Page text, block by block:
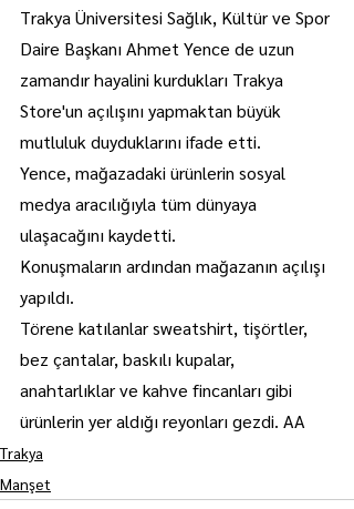
Trakya Üniversitesi Sağlık, Kültür ve Spor
Daire Başkanı Ahmet Yence de uzun
zamandır hayalini kurdukları Trakya
Store'un açılışını yapmaktan büyük
mutluluk duyduklarını ifade etti.
Yence, mağazadaki ürünlerin sosyal
medya aracılığıyla tüm dünyaya
ulaşacağını kaydetti.
Konuşmaların ardından mağazanın açılışı
yapıldı.
Törene katılanlar sweatshirt, tişörtler,
bez çantalar, baskılı kupalar,
anahtarlıklar ve kahve fincanları gibi
ürünlerin yer aldığı reyonları gezdi. AA
Trakya
Manşet